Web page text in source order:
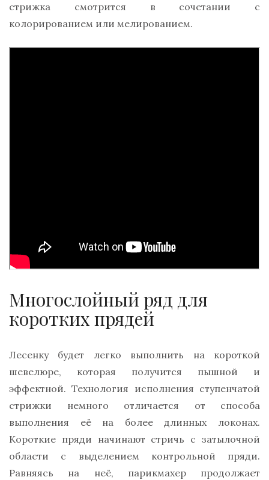
стрижка смотрится в сочетании с
колорированием или мелированием.
Многослойный ряд для
коротких прядей
Лесенку будет легко выполнить на короткой
шевелюре, которая получится пышной и
эффектной. Технология исполнения ступенчатой
стрижки немного отличается от способа
выполнения её на более длинных локонах.
Короткие пряди начинают стричь с затылочной
области с выделением контрольной пряди.
Равняясь на неё, парикмахер продолжает